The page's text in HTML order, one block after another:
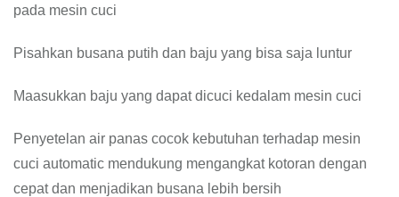
pada mesin cuci
Pisahkan busana putih dan baju yang bisa saja luntur
Maasukkan baju yang dapat dicuci kedalam mesin cuci
Penyetelan air panas cocok kebutuhan terhadap mesin
cuci automatic mendukung mengangkat kotoran dengan
cepat dan menjadikan busana lebih bersih